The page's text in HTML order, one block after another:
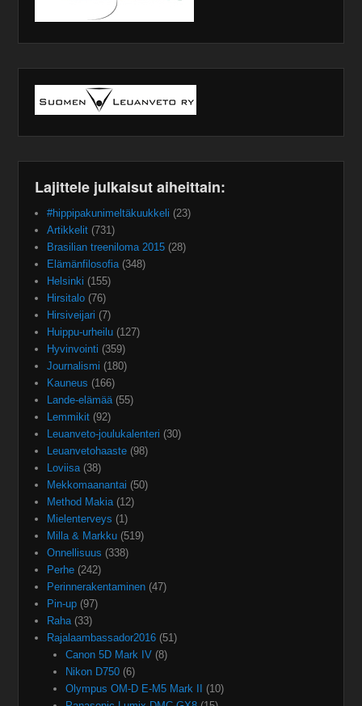
Lajittele julkaisut aiheittain:
#hippipakunimeltäkuukkeli (23)
Artikkelit (731)
Brasilian treeniloma 2015 (28)
Elämänfilosofia(348)
Helsinki (155)
Hirsitalo (76)
Hirsiveijari (7)
Huippu-urheilu (127)
Hyvinvointi (359)
Journalismi (180)
Kauneus (166)
Lande-elämää(55)
Lemmikit (92)
Leuanveto-joulukalenteri (30)
Leuanvetohaaste (98)
Loviisa(38)
Mekkomaanantai (50)
Method Makia(12)
Mielenterveys (1)
Milla & Markku (519)
Onnellisuus (338)
Perhe (242)
Perinnerakentaminen (47)
Pin-up (97)
Raha(33)
Rajalaambassador2016 (51)
Canon 5D Mark IV(8)
Nikon D750(6)
Olympus OM-D E-M5 Mark II
(10)